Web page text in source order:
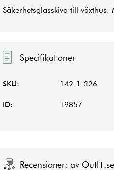
Säkerhetsglasskiva till
Specifikationer
SKU: 142-1-326
ID: 19857
Recensioner: av